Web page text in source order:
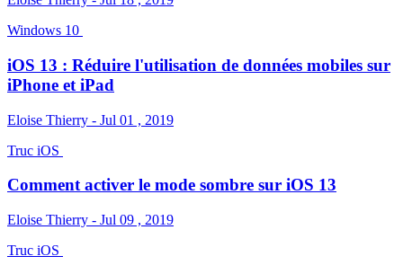
Windows 10
iOS 13 : Réduire l'utilisation de données mobiles sur
iPhone et iPad
Eloise Thierry - Jul 01 , 2019
Truc iOS
Comment activer le mode sombre sur iOS 13
Eloise Thierry - Jul 09 , 2019
Truc iOS